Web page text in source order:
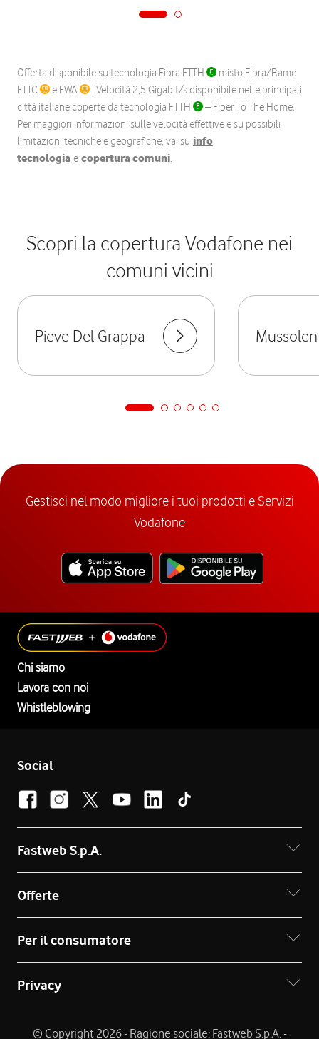
Offerta disponibile su tecnologia Fibra FTTH
misto Fibra/Rame
FTTC
e FWA
. Velocità 2,5 Gigabit/s disponibile nelle principali
città italiane coperte da tecnologia FTTH
– Fiber To The Home.
Per maggiori informazioni sulle velocità effettive e su possibili
limitazioni tecniche e geografiche, vai su info
tecnologia e copertura comuni.
Scopri la copertura Vodafone nei
comuni vicini
Pieve Del Grappa
Gestisci nel modo migliore i tuoi prodotti e Servizi
Vodafone
Chi siamo
Lavora con noi
Whistleblowing
Social
Fastweb S.p.A.
Offerte
Per il consumatore
Privacy
© Copyright 2026 - Ragione sociale: Fastweb S.p.A. -